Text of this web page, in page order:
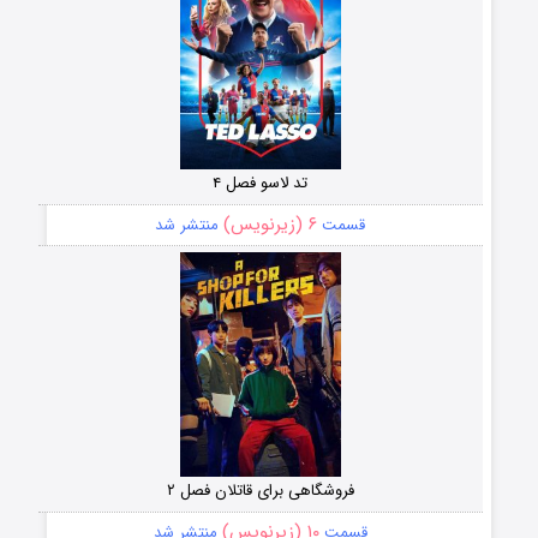
تد لاسو فصل ۴
قسمت ۶ (زیرنویس) منتشر شد
فروشگاهی برای قاتلان فصل ۲